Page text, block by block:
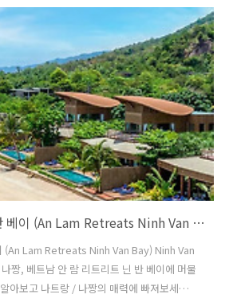
베이에서 누릴 수 있는 모든 것을 만끽해 보세
공되는 무료 인터넷으로 편리함과 만족감을 느
교통편이 필요하신 경우 리조트 빌라에서 체크
립니다. 리조트 빌라에서 제공하는 셔틀 및
안 람 리트리트 닌 반 베이 (An Lam Retreats Ninh Van Bay)/대학교닷컴/베트남호텔/나트랑
(An Lam Retreats Ninh Van Bay) Ninh Van
짱, 베트남 안 람 리트리트 닌 반 베이에 머물
아보고 나트랑 / 나짱의 매력에 빠져보세요.